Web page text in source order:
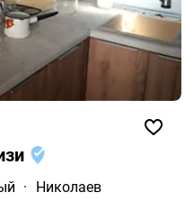
·
Николаев